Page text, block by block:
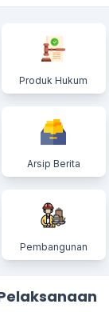
Produk Hukum
Arsip Berita
Pembangunan